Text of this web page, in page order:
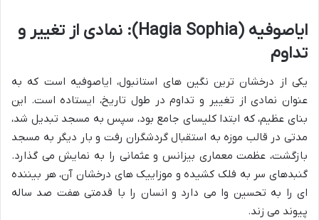
ایاصوفیه (Hagia Sophia): نمادی از تغییر و
تداوم
یکی از درخشان ترین نگین های استانبول، ایاصوفیه است که به
عنوان نمادی از تغییر و تداوم در طول تاریخ، ایستاده است. این
بنای عظیم، که ابتدا کلیسای جامع بود، سپس به مسجد تبدیل شد،
مدتی در قالب موزه به استقبال گردشگران رفت و بار دیگر به مسجد
بازگشت، عظمت معماری بیزانس و عثمانی را به نمایش می گذارد.
گنبدهای سر به فلک کشیده و موزاییک های درخشان آن، هر بیننده
ای را به تحسین وا می دارد و انسان را با قدمتی هفت صد ساله
پیوند می زند.